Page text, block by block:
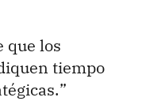
que los
tiempo